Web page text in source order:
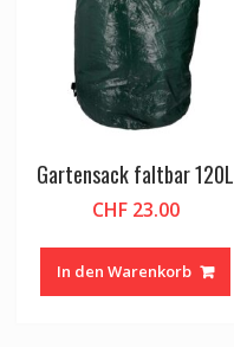
Gartensack faltbar 120L
CHF23.00
In den Warenkorb